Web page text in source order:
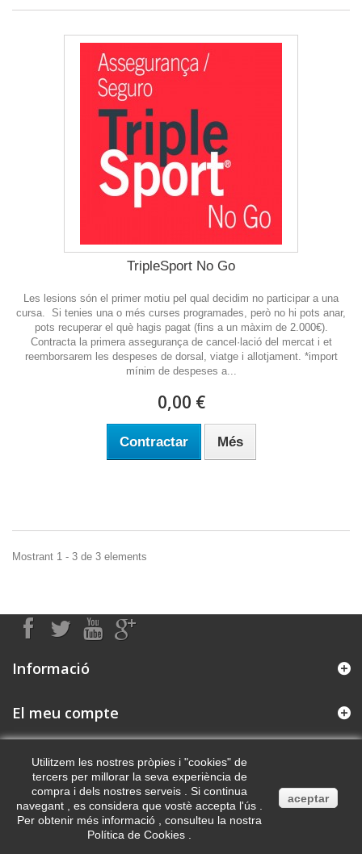
TripleSport No Go
Les lesions són el primer motiu pel qual decidim no participar a una
cursa. Si tenies una o més curses programades, però no hi pots anar,
pots recuperar el què hagis pagat (fins a un màxim de 2.000€).
Contracta la primera assegurança de cancel·lació del mercat i et
reemborsarem les despeses de dorsal, viatge i allotjament. *import
mínim de despeses a...
0,00 €
Contractar Més
Mostrant 1 - 3 de 3 elements
Informació
El meu compte
Utilitzem les nostres pròpies i "cookies" de
tercers per millorar la seva experiència de
compra i dels nostres serveis . Si continua
navegant , es considera que vostè accepta l'ús .
Per obtenir més informació , consulteu la nostra
Política de Cookies .
aceptar
Informació Contacte